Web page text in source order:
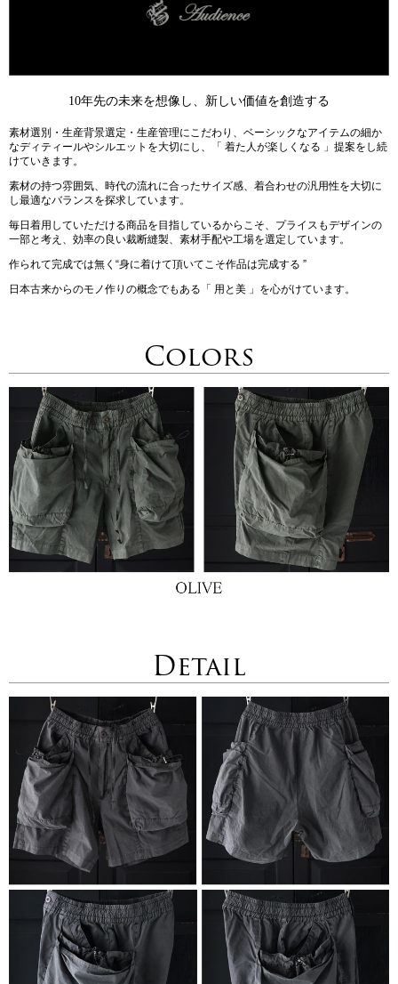
10年先の未来を想像し、新しい価値を創造する
素材選別・生産背景選定・生産管理にこだわり、ベーシックなアイテムの細か
なディティールやシルエットを大切にし、「 着た人が楽しくなる 」提案をし続
けていきます。
素材の持つ雰囲気、時代の流れに合ったサイズ感、着合わせの汎用性を大切に
し最適なバランスを探求しています。
毎日着用していただける商品を目指しているからこそ、プライスもデザインの
一部と考え、効率の良い裁断縫製、素材手配や工場を選定しています。
作られて完成では無く“身に着けて頂いてこそ作品は完成する ”
日本古来からのモノ作りの概念でもある「 用と美 」を心がけています。
Colors
Detail